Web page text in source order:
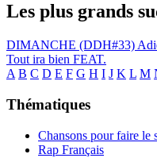
Les plus grands
DIMANCHE (DDH#33)
Tout ira bien FEAT.
A B C D E F G H I J K L M
Thématiques
Chansons pour faire le
Rap Français